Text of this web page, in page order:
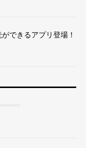
できるアプリ登場！